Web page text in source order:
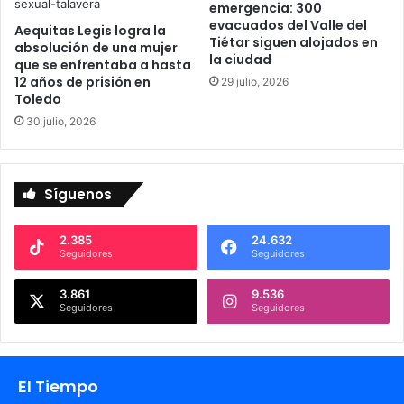
s
i
n
u
n
d
a
i
o
n
e
s
i
d
e
n
t
i
i
c
e
s
n
Aequitas Legis logra la
absolución de una mujer
que se enfrentaba a hasta
12 años de prisión en
Toledo
30 julio, 2026
emergencia: 300
evacuados del Valle del
Tiétar siguen alojados en
la ciudad
29 julio, 2026
Síguenos
2.385
Seguidores
24.632
Seguidores
3.861
Seguidores
9.536
Seguidores
El Tiempo